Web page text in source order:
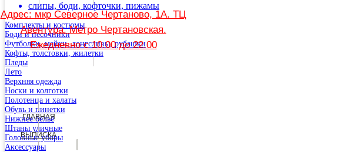
Адрес: мкр Северное Чертаново, 1А. ТЦ
Авентура. Метро Чертановская.
Ежедневно с 10.00 до 22.00
ГЛАВНАЯ
ВЫПИСКА
слипы, боди, кофточки, пижамы
Комплекты и костюмы
Боди и песочники
Футболки, майки, лонгсливы, рубашки
Кофты, толстовки, жилетки
Пледы
Лето
Верхняя одежда
Носки и колготки
Полотенца и халаты
Обувь и пинетки
Нижнее бельё
Штаны уличные
Головные уборы
Аксессуары